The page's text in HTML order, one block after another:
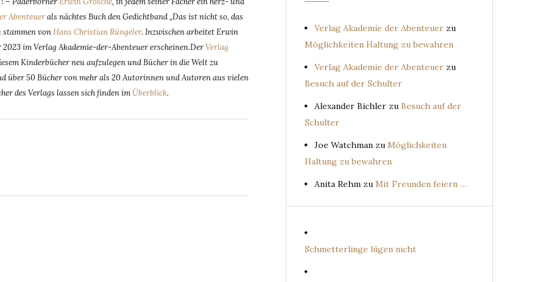
Abenteuerals nächtes Buch den Gedichtband „Das ist nicht so, das
stammen vonHans Christian Rüngeler. Inzwischen arbeitet Erwin
im Verlag Akademie-der-Abenteuer erscheinen.DerVerlag
Kinderbücher neu aufzulegen und Bücher in die Welt zu
über 50 Bücher von mehr als 20 Autorinnen und Autoren aus vielen
des Verlags lassen sich finden imÜberblick.
Verlag Akademie der Abenteuer zu
Möglichkeiten Haltung zu bewahren
Verlag Akademie der Abenteuer zu
Besuch auf der Schulter
Alexander Bichler zu Besuch auf der
Schulter
Joe Watchman zu Möglichkeiten
Haltung zu bewahren
Anita Rehm zu Mit Freunden feiern …
Schmetterlinge lügen nicht